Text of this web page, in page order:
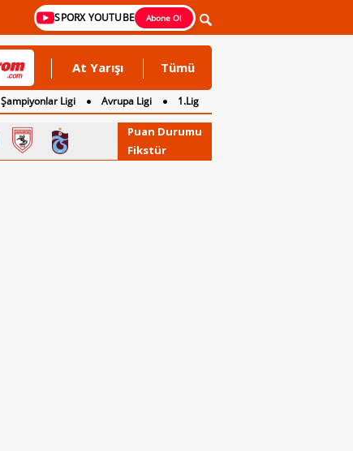
SPORX YOUTUBE Abone Ol
At Yarışı Tümü
Şampiyonlar Ligi Avrupa Ligi
1.Lig
Puan Durumu
Fikstür